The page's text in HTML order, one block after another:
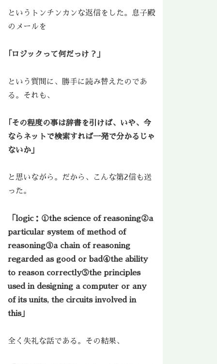
というトンチンカンな返信をした。息子殿
のメールを
｢ロジックって何だっけ？」
という質問に、勝手に読み替えたのであ
る。それも、
｢その程度の事は辞書を引けば、いや、今
ならネットで検索すれば一発で分かるじゃ
ないか」
と思いながら。だから、こんな第2信も送
った。
「logic：①the science of reasoning②a
particular system of method of
reasoning③a chain of reasoning
regarded as good or bad④the ability
to reason correctly⑤the principles
used in designing a computer or any
of its units, the circuits involved in
this」
全く失礼な話である。その結果、